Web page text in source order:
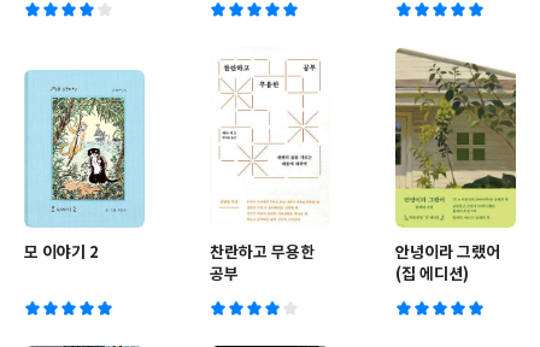
모 이야기 2
찬란하고 무용한
공부
안녕이라 그랬어
(집 에디션)